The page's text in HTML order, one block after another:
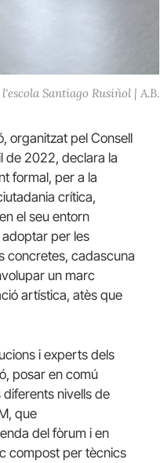
Santiago Rusiñol | A.B.
organitzat pel Consell
de 2022, declara la
formal, per a la
crítica,
el seu entorn
per les
concretes, cadascuna
un marc
artística, atès que
i experts dels
posar en comú
nivells de
que
del fòrum i en
compost per tècnics